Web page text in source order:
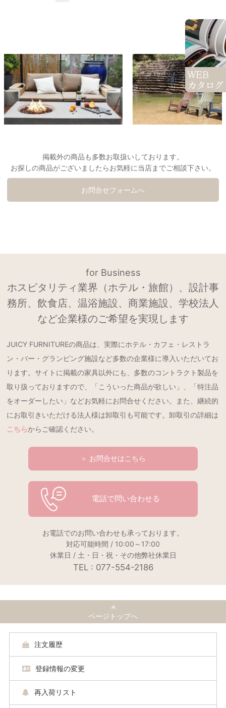
掲載外の商品も多数お取扱いしております。
お探しの商品がございましたらお気軽に当店までご相談下さい。
お問合せフォームへ
for Business
ホスピタリティ業界（ホテル・旅館）、設計事
務所、飲食店、温浴施設、商業施設、学校法人
など企業様のご希望を実現します
JUICY FURNITUREの商品は、実際にホテル・カフェ・レストラ
ン・バー・グランピング施設など多数の企業様に導入いただいてお
ります。サイトに掲載の家具以外にも、多数のコントラクト製品を
取り扱っておりますので、「こういった商品が欲しい」、「特注品
をオーダーしたい」などお気軽にお問合せください。また、継続的
にお取引きいただける法人様は卸取引も可能です。卸取引の詳細は
こちらからご確認ください。
＞ お問合せはこちら
電話で問い合わせる
お電話でのお問い合わせも承っております。
対応可能時間 / 10:00～17:00
休業日 / 土・日・祝・その他弊社休業日
TEL : 077-554-2186
ページトップへ
注文履歴
登録情報の変更
再入荷リスト